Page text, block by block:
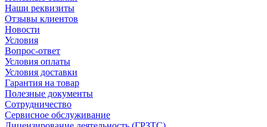
Наши реквизиты
Отзывы клиентов
Новости
Условия
Вопрос-ответ
Условия оплаты
Условия доставки
Гарантия на товар
Полезные документы
Сотрудничество
Сервисное обслуживание